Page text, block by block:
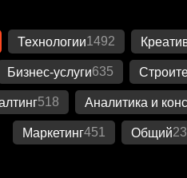
Технологии1492
Бизнес-услуги635
518 Аналитика и
Маркетинг451 Общий23